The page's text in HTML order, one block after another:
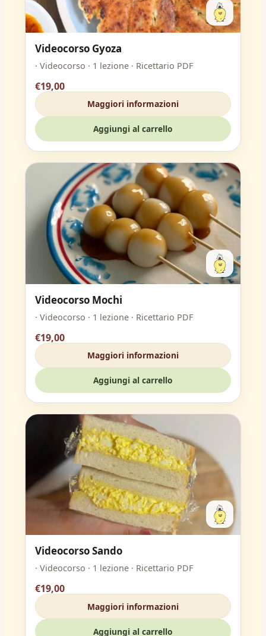
Videocorso Gyoza
· Videocorso · 1 lezione · Ricettario PDF
€19,00
Maggiori informazioni
Aggiungi al carrello
Videocorso Mochi
· Videocorso · 1 lezione · Ricettario PDF
€19,00
Maggiori informazioni
Aggiungi al carrello
Videocorso Sando
· Videocorso · 1 lezione · Ricettario PDF
€19,00
Maggiori informazioni
Aggiungi al carrello